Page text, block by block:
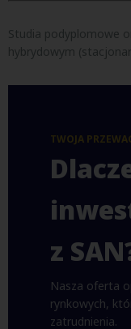
Studia podyplomowe
hybrydowym
TWOJA
z
Nasza oferta
rynkowych,
zatrudnienia.